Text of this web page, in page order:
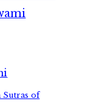
Sutras of